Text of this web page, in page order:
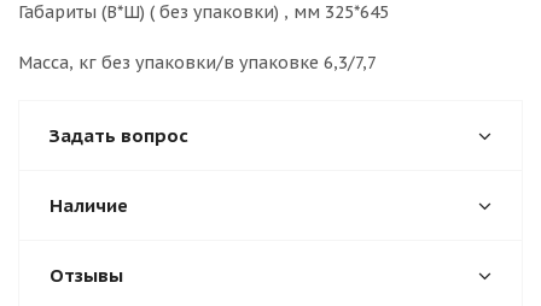
Габариты (В*Ш) ( без упаковки) , мм 325*645
Масса, кг без упаковки/в упаковке 6,3/7,7
Задать вопрос
Наличие
Отзывы